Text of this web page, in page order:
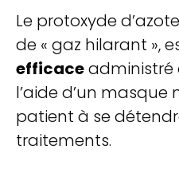
Le protoxyde
de « gaz hilarant »,
efficaceadministré
l’aide d’un
patient à se
traitements.